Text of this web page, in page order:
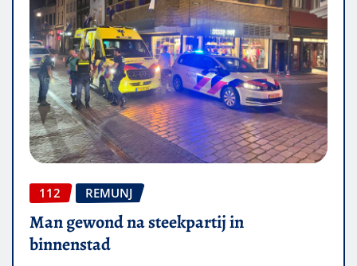
112 REMUNJ
Man gewond na steekpartij in
binnenstad